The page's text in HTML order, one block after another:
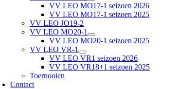
VV LEO MO17-1 seizoen 2026
VV LEO MO17-1 seizoen 2025
VV LEO JO19-2
VV LEO MO20-1
VV LEO MO20-1 seizoen 2025
VV LEO VR-1
VV LEO VR1 seizoen 2026
VV LEO VR18+1 seizoen 2025
Toernooien
Contact